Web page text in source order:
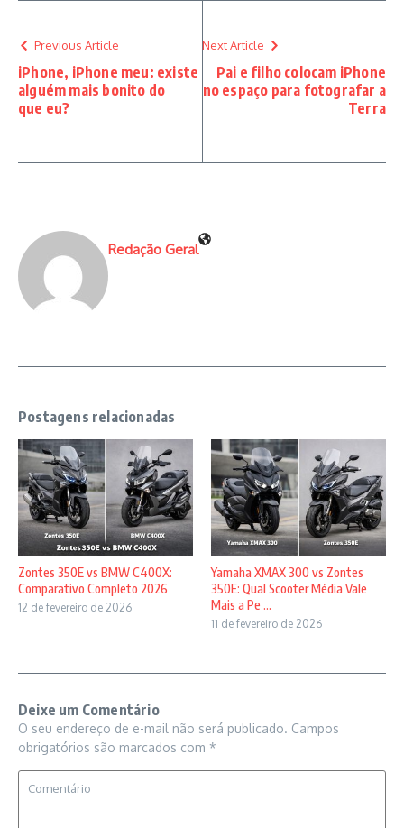
Previous Article
iPhone, iPhone meu: existe
alguém mais bonito do
que eu?
Next Article
Pai e filho colocam iPhone
no espaço para fotografar a
Terra
Redação Geral
Postagens relacionadas
Zontes 350E vs BMW C400X:
Comparativo Completo 2026
12 de fevereiro de 2026
Yamaha XMAX 300 vs Zontes
350E: Qual Scooter Média Vale
Mais a Pe ...
11 de fevereiro de 2026
Deixe um Comentário
O seu endereço de e-mail não será publicado. Campos
obrigatórios são marcados com *